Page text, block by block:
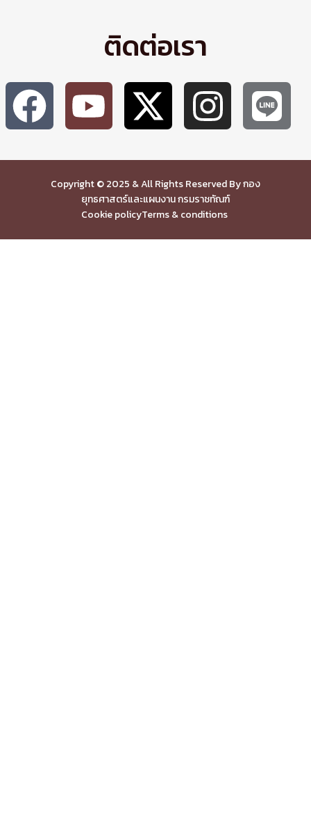
ติดต่อเรา
Copyright © 2025 & All Rights Reserved By กอง
ยุทธศาสตร์และแผนงาน กรมราชทัณฑ์
Cookie policyTerms & conditions